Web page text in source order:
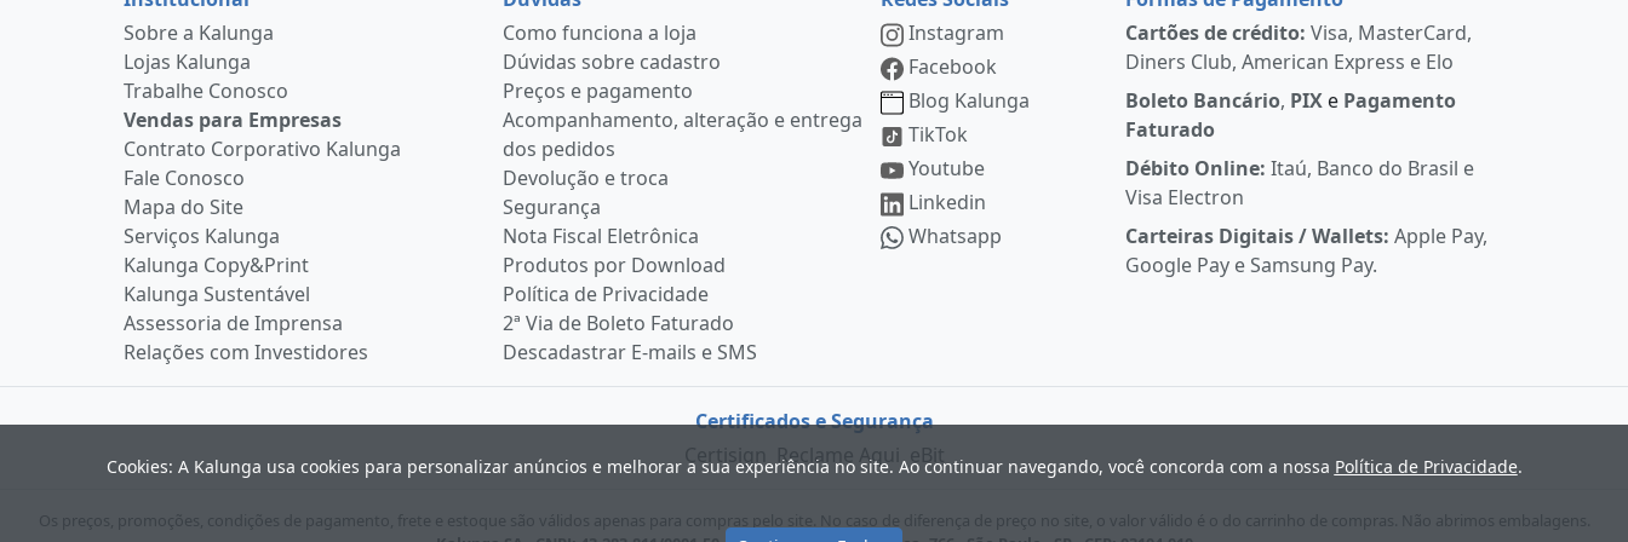
Sobre a Kalunga
Lojas Kalunga
Trabalhe Conosco
Vendas para Empresas
Contrato Corporativo Kalunga
Fale Conosco
Mapa do Site
Serviços Kalunga
Kalunga Copy&Print
Kalunga Sustentável
Assessoria de Imprensa
Relações com Investidores
Como funciona a loja
Dúvidas sobre cadastro
Preços e pagamento
Acompanhamento, alteração e entrega
dos pedidos
Devolução e troca
Segurança
Nota Fiscal Eletrônica
Produtos por Download
Política de Privacidade
2ª Via de Boleto Faturado
Descadastrar E-mails e SMS
Instagram
Facebook
Blog Kalunga
TikTok
Youtube
Linkedin
Whatsapp
Cartões de crédito: Visa, MasterCard,
Diners Club, American Express e Elo
Boleto Bancário, PIX e Pagamento
Faturado
Débito Online: Itaú, Banco do Brasil e
Visa Electron
Carteiras Digitais / Wallets:Apple Pay,
Google Pay e Samsung Pay.
Certificados e Segurança
Certisign Reclame Aqui eBit
Os preços, promoções, condições de pagamento, frete e estoque são válidos apenas para compras pelo site. No caso de diferença de preço no site, o valor válido é o do carrinho de compras. Não abrimos embalagens.
Cookies: A Kalunga usa cookies para personalizar anúncios e melhorar a sua experiência no site. Ao continuar navegando, você concorda com a nossa Política de Privacidade.